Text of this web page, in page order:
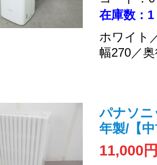
在庫数：1
ホワイト
幅270／
パナソニ
年製/【
11,000